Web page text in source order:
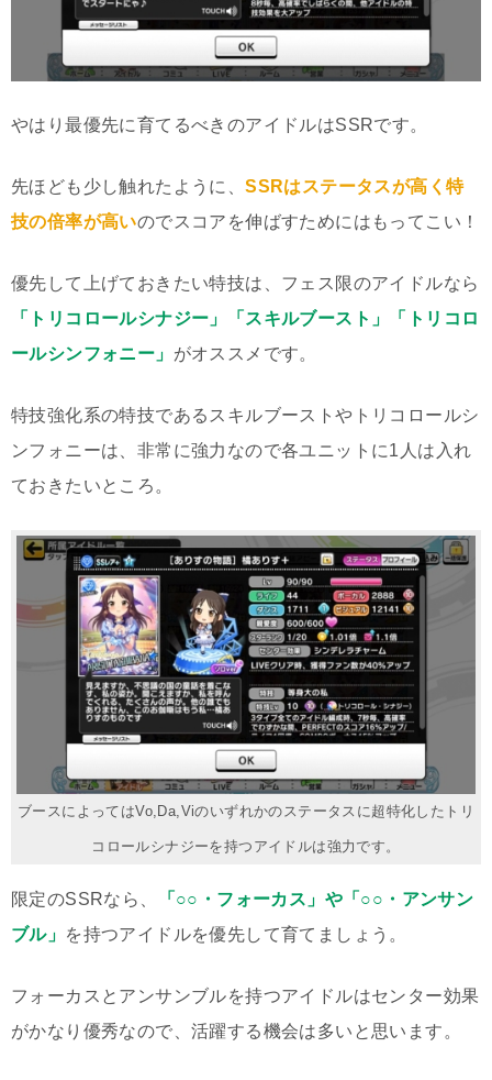
やはり最優先に育てるべきのアイドルはSSRです。
先ほども少し触れたように、SSRはステータスが高く特
技の倍率が高いのでスコアを伸ばすためにはもってこい！
優先して上げておきたい特技は、フェス限のアイドルなら
「トリコロールシナジー」「スキルブースト」「トリコロ
ールシンフォニー」 がオススメです。
特技強化系の特技であるスキルブーストやトリコロールシ
ンフォニーは、非常に強力なので各ユニットに1人は入れ
ておきたいところ。
ブースによってはVo,Da,Viのいずれかのステータスに超特化したトリ
コロールシナジーを持つアイドルは強力です。
限定のSSRなら、
「○○・フォーカス」や「○○・アンサン
ブル」 を持つアイドルを優先して育てましょう。
フォーカスとアンサンブルを持つアイドルはセンター効果
がかなり優秀なので、活躍する機会は多いと思います。